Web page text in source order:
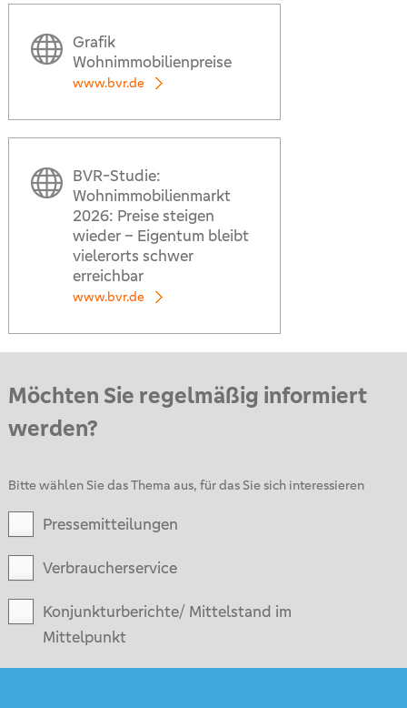
Grafik
Wohnimmobilienpreise
www.bvr.de
BVR-Studie:
Wohnimmobilienmarkt
2026: Preise steigen
wieder – Eigentum bleibt
vielerorts schwer
erreichbar
www.bvr.de
Möchten Sie regelmäßig informiert
werden?
Bitte wählen Sie das Thema aus, für das Sie sich interessieren
Pressemitteilungen
Verbraucherservice
Konjunkturberichte/ Mittelstand im
Mittelpunkt